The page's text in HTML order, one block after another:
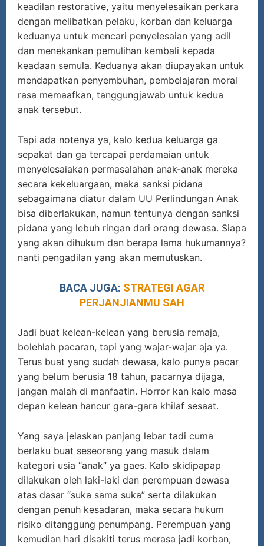
keadilan restorative, yaitu menyelesaikan perkara
dengan melibatkan pelaku, korban dan keluarga
keduanya untuk mencari penyelesaian yang adil
dan menekankan pemulihan kembali kepada
keadaan semula. Keduanya akan diupayakan untuk
mendapatkan penyembuhan, pembelajaran moral
rasa memaafkan, tanggungjawab untuk kedua
anak tersebut.
Tapi ada notenya ya, kalo kedua keluarga ga
sepakat dan ga tercapai perdamaian untuk
menyelesaiakan permasalahan anak-anak mereka
secara kekeluargaan, maka sanksi pidana
sebagaimana diatur dalam UU Perlindungan Anak
bisa diberlakukan, namun tentunya dengan sanksi
pidana yang lebuh ringan dari orang dewasa. Siapa
yang akan dihukum dan berapa lama hukumannya?
nanti pengadilan yang akan memutuskan.
BACA JUGA: STRATEGI AGAR
PERJANJIANMU SAH
Jadi buat kelean-kelean yang berusia remaja,
bolehlah pacaran, tapi yang wajar-wajar aja ya.
Terus buat yang sudah dewasa, kalo punya pacar
yang belum berusia 18 tahun, pacarnya dijaga,
jangan malah di manfaatin. Horror kan kalo masa
depan kelean hancur gara-gara khilaf sesaat.
Yang saya jelaskan panjang lebar tadi cuma
berlaku buat seseorang yang masuk dalam
kategori usia “anak” ya gaes. Kalo skidipapap
dilakukan oleh laki-laki dan perempuan dewasa
atas dasar “suka sama suka” serta dilakukan
dengan penuh kesadaran, maka secara hukum
risiko ditanggung penumpang. Perempuan yang
kemudian hari disakiti terus merasa jadi korban,